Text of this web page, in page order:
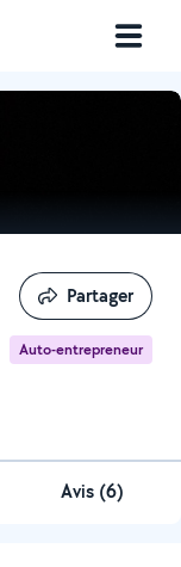
Auto-entrepreneur
Partager
Partager
Avis (6)